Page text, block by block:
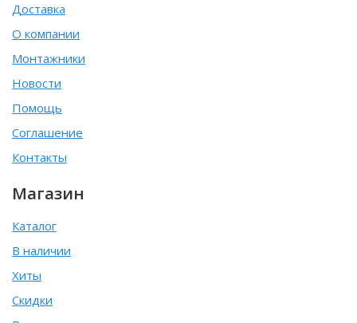
Доставка
О компании
Монтажники
Новости
Помощь
Соглашение
Контакты
Магазин
Каталог
В наличии
Хиты
Скидки